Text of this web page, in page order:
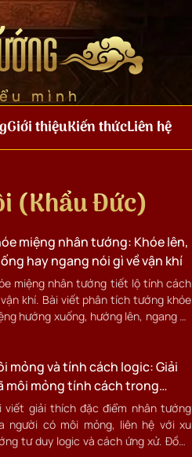
mình
Giới thiệuKiến thứcLiên hệ
(Khẩu Đức)
miệng nhân tướng: Khóe lên,
hay ngang nói gì về vận khí
miệng nhân tướng tiết lộ tính cách
khí. Bài viết phân tích tướng khóe
hướng xuống, hướng lên, ngang và
mỏng và tính cách logic: Giải
môi mỏng tính cách trong
tướng học hiện đại
viết giải thích đặc điểm nhân tướng
người có môi mỏng, liên hệ với xu
tư duy logic và cách ứng xử. Đồng